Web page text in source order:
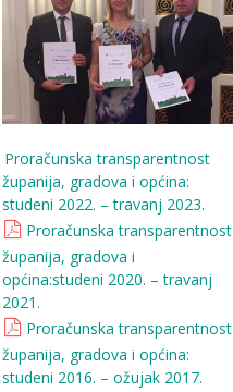
Proračunska transparentnost
županija, gradova i općina:
studeni 2022. – travanj 2023.
Proračunska transparentnost
županija, gradova i
općina:studeni 2020. – travanj
2021.
Proračunska transparentnost
županija, gradova i općina:
studeni 2016. – ožujak 2017.